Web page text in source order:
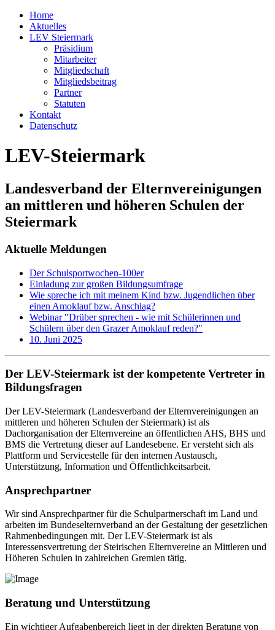
Home
Aktuelles
LEV Steiermark
Präsidium
Mitarbeiter
Mitgliedschaft
Mitgliedsbeitrag
Partner
Statuten
Kontakt
Datenschutz
LEV-Steiermark
Landesverband der Elternvereinigungen
an mittleren und höheren Schulen der
Steiermark
Aktuelle Meldungen
Der Schulsportwochen-100er
Einladung zur großen Bildungsumfrage
Wie spreche ich mit meinem Kind bzw. Jugendlichen über
einen Amoklauf bzw. Anschlag?
Webinar "Drüber sprechen - wie mit Schülerinnen und
Schülern über den Grazer Amoklauf reden?"
10. Juni 2025
Der LEV-Steiermark ist der kompetente Vertreter in
Bildungsfragen
Der LEV-Steiermark (Landesverband der Elternvereinigungen an
mittleren und höheren Schulen der Steiermark) ist als
Dachorganisation der Elternvereine an öffentlichen AHS, BHS und
BMS die Vertretung dieser auf Landesebene. Er versteht sich als
Plattform und Servicestelle für den internen Austausch,
Unterstützung, Information und Öffentlichkeitsarbeit.
Ansprechpartner
Wir sind Ansprechpartner für die Schulpartnerschaft im Land und
arbeiten im Bundeselternverband an der Gestaltung der gesetzlichen
Rahmenbedingungen mit. Der LEV-Steiermark ist als
Interessensvertretung der Steirischen Elternvereine an Mittleren und
Höheren Schulen in zahlreichen Gremien tätig.
Beratung und Unterstützung
Ein wichtiger Aufgabenbereich liegt in der direkten Beratung von